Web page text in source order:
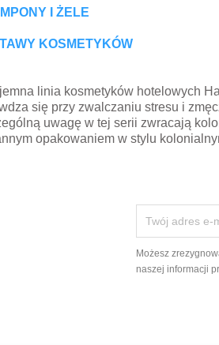
I ŻELE
KOSMETYKÓW
linia kosmetyków hotelowych
się przy zwalczaniu stresu i
uwagę w tej serii zwracają
opakowaniem w stylu
Możesz
naszej informacji